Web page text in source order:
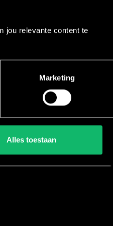
jou relevante content te
Marketing
Alles toestaan